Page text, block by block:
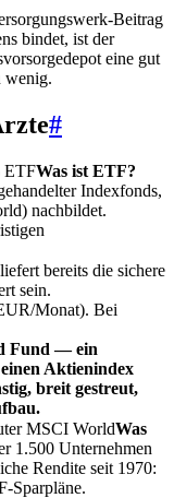
Beitrag
bindet, ist der
eine gut
wenig.
#
ETFWas ist ETF?
Indexfonds,
nachbildet.
bereits die sichere
sein.
Monat). Bei
Fund — ein
Aktienindex
breit gestreut,
MSCI WorldWas
1.500 Unternehmen
Rendite seit 1970:
Sparpläne.